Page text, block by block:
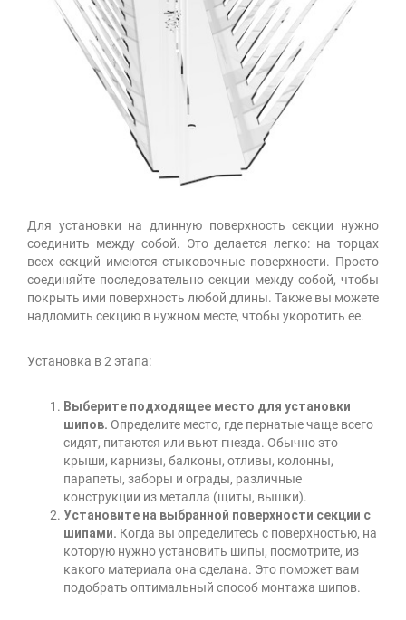
Для установки на длинную поверхность секции нужно
соединить между собой. Это делается легко: на торцах
всех секций имеются стыковочные поверхности. Просто
соединяйте последовательно секции между собой, чтобы
покрыть ими поверхность любой длины. Также вы можете
надломить секцию в нужном месте, чтобы укоротить ее.
Установка в 2 этапа:
Выберите подходящее место для установки
шипов. Определите место, где пернатые чаще всего
сидят, питаются или вьют гнезда. Обычно это
крыши, карнизы, балконы, отливы, колонны,
парапеты, заборы и ограды, различные
конструкции из металла (щиты, вышки).
Установите на выбранной поверхности секции с
шипами. Когда вы определитесь с поверхностью, на
которую нужно установить шипы, посмотрите, из
какого материала она сделана. Это поможет вам
подобрать оптимальный способ монтажа шипов.